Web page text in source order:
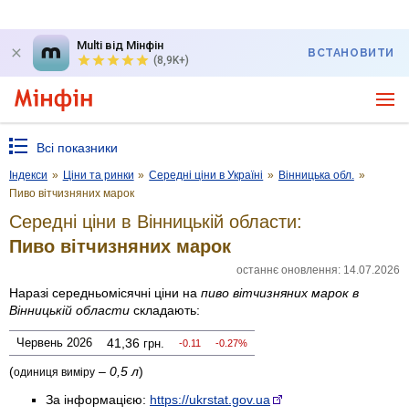
Multi від Мінфін
(8,9K+)
ВСТАНОВИТИ
Всі показники
Індекси » Ціни та ринки » Середні ціни в Україні » Вінницька обл. »
Пиво вітчизняних марок
Середні ціни в Вінницькій области:
Пиво вітчизняних марок
останнє оновлення: 14.07.2026
Наразі середньомісячні ціни на пиво вітчизняних марок в
Вінницькій области складають:
Червень 2026 41,36 грн. -0.11 -0.27%
(одиниця виміру – 0,5 л)
За інформацією: https://ukrstat.gov.ua